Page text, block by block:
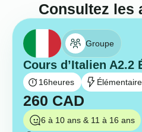
Consultez les
Groupe
Cours d’Italien A2.2
16heures Élémentaire
260 CAD
6 à 10 ans & 11 à 16 ans